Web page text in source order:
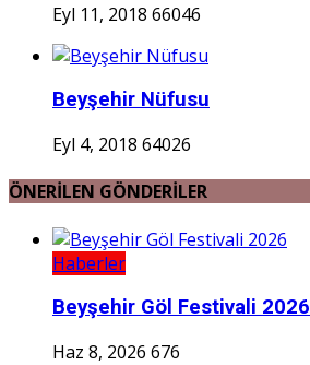
Eyl 11, 2018 66046
Beyşehir Nüfusu
Eyl 4, 2018 64026
ÖNERİLEN GÖNDERİLER
Haberler
Beyşehir Göl Festivali 2026
Haz 8, 2026 676